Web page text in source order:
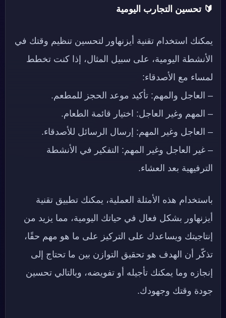
🔰 تحسين التجارب اليومية
يمكنك استخدام تقنية أيزنهاور لتحسين تنظيم وقتك في
الأنشطة اليومية، على سبيل المثال، إذا كنت تخطط
لمساء مع الأصدقاء:
– العاجل والمهم: تأكيد موعد الحجز للمطعم.
– المهم وغير العاجل: اختيار قائمة الطعام.
– العاجل وغير المهم: إرسال الرسائل للأصدقاء.
– غير العاجل وغير المهم: التفكير في الأنشطة
الترفيهية بعد العشاء.
باستخدام هذه الأمثلة العملية، يمكنك تطبيق تقنية
أيزنهاور بشكل فعال في حياتك اليومية، مما يزيد من
إنتاجيتك ويساعدك على التركيز على ما هو مهم حقًا،
تذكّر أن الهدف هو تحقيق التوازن بين ما تحتاج إلى
إنجازه وما يمكنك تأجيله أو تفويضه، وبالتالي تحسين
جودة وقتك وجهودك.